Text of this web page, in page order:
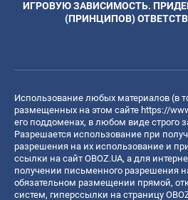
ИГРОВУЮ ЗАВИСИМОСТЬ.
(ПРИНЦИПОВ)
Использование любых материалов (в
размещенных на этом сайте https://
его поддоменах, в любом виде строго
Разрешается использование при
разрешения на их использование и
ссылки на сайт OBOZ.UA, а для
получении письменного разрешения
обязательном размещении прямой,
систем, гиперссылки на страницу